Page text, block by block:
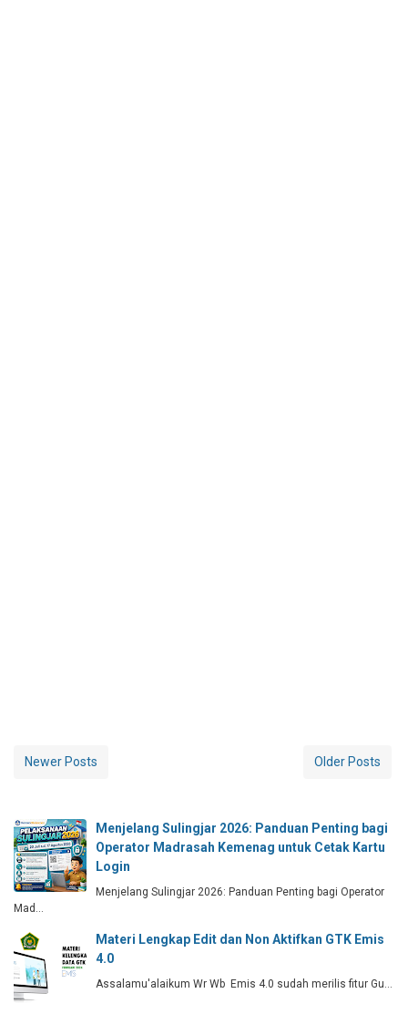
Newer Posts Older Posts
Menjelang Sulingjar 2026: Panduan Penting bagi
Operator Madrasah Kemenag untuk Cetak Kartu
Login
Menjelang Sulingjar 2026: Panduan Penting bagi Operator
Mad…
Materi Lengkap Edit dan Non Aktifkan GTK Emis
4.0
Assalamu'alaikum Wr Wb Emis 4.0 sudah merilis fitur Gu…